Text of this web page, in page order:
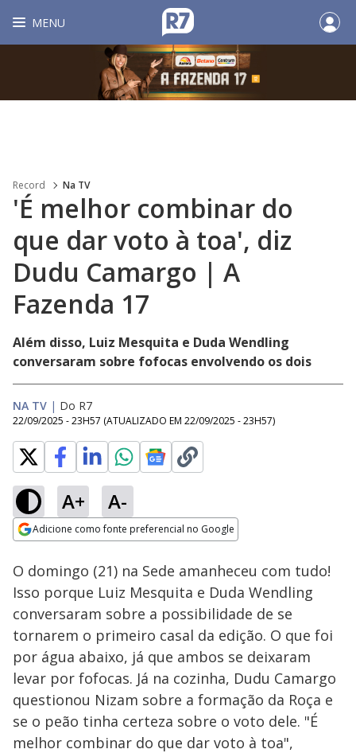
MENU
Record Na TV
'É melhor combinar do
que dar voto à toa', diz
Dudu Camargo | A
Fazenda 17
Além disso, Luiz Mesquita e Duda Wendling
conversaram sobre fofocas envolvendo os dois
NA TV | Do R7
22/09/2025 - 23H57 (ATUALIZADO EM 22/09/2025 - 23H57)
A+ A-
Adicione como fonte preferencial no Google
Ativar
Loaded
22.18%
O domingo (21) na Sede amanheceu com tudo!
Isso porque Luiz Mesquita e Duda Wendling
conversaram sobre a possibilidade de se
tornarem o primeiro casal da edição. O que foi
por água abaixo, já que ambos se deixaram
levar por fofocas. Já na cozinha, Dudu Camargo
questionou Nizam sobre a formação da Roça e
se o peão tinha certeza sobre o voto dele. "É
melhor combinar do que dar voto à toa",